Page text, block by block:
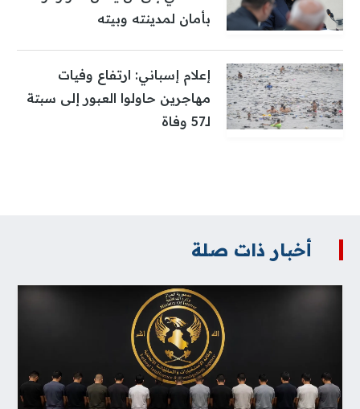
بأمان لمدينته وبيته
إعلام إسباني: ارتفاع وفيات
مهاجرين حاولوا العبور إلى سبتة
لـ57 وفاة
أخبار ذات صلة